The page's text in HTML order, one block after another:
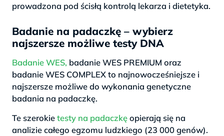
prowadzona pod ścisłą kontrolą lekarza i dietetyka.
Badanie na padaczkę – wybierz
najszersze możliwe testy DNA
Badanie WES, badanie WES PREMIUM oraz
badanie WES COMPLEX to najnowocześniejsze i
najszersze możliwe do wykonania genetyczne
badania na padaczkę.
Te szerokietesty na padaczkęopierają się na
analizie całego egzomu ludzkiego (23 000 genów).